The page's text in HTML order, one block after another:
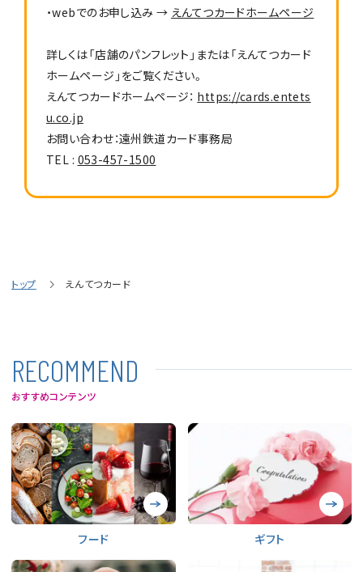
・webでのお申し込み → えんてつカードホームページ
詳しくは「店舗のパンフレット」または「えんてつカード
ホームページ」をご覧ください。
えんてつカードホームページ： https://cards.entets
u.co.jp
お問い合わせ：遠州鉄道カード事務局
TEL : 053-457-1500
トップ えんてつカード
RECOMMEND
おすすめコンテンツ
フード ギフト